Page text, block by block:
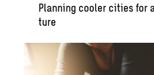
Plan­ning cooler cities for
ture